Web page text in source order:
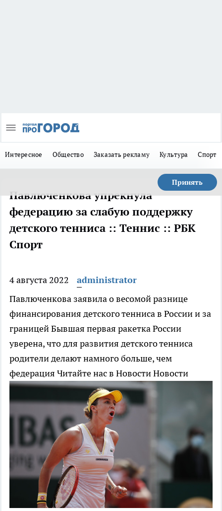
Интересное Общество Заказать рекламу Культура Спорт
Принять
Павлюченкова упрекнула
федерацию за слабую поддержку
детского тенниса :: Теннис :: РБК
Спорт
4 августа 2022
administrator
Павлюченкова заявила о весомой разнице
финансирования детского тенниса в России и за
границейБывшая первая ракетка России
уверена, что для развития детского тенниса
родители делают намного больше, чем
федерация Читайте нас в Новости Новости